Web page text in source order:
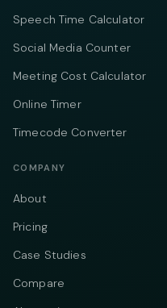
Speech Time Calculator
Social Media Counter
Meeting Cost Calculator
Online Timer
Timecode Converter
COMPANY
About
Pricing
Case Studies
Compare